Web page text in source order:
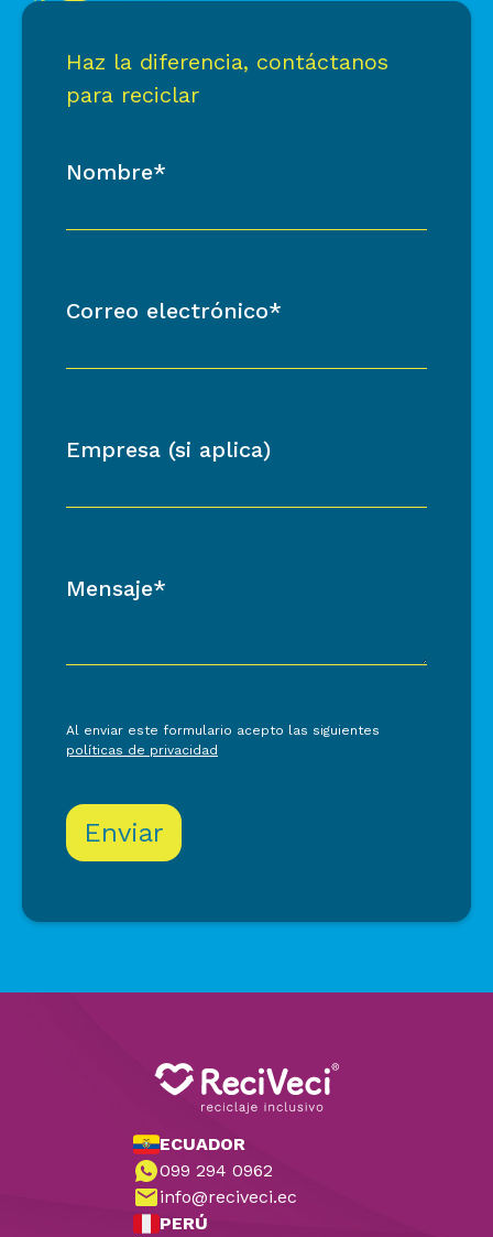
Haz la diferencia, contáctanos
para reciclar
Nombre*
Correo electrónico*
Empresa (si aplica)
Mensaje*
Al enviar este formulario acepto las siguientes
políticas de privacidad
ECUADOR
099 294 0962
info@reciveci.ec
PERÚ